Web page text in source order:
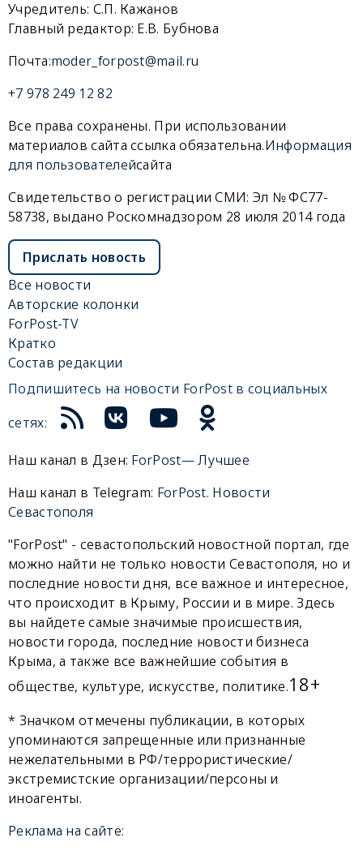
Учредитель: С.П. Кажанов
Главный редактор: Е.В. Бубнова
Почта:moder_forpost@mail.ru
+7 978 249 12 82
Все права сохранены. При использовании
материалов сайта ссылка обязательна.Информация
для пользователейсайта
Свидетельство о регистрации СМИ: Эл № ФС77-
58738, выдано Роскомнадзором 28 июля 2014 года
Прислать новость
Все новости
Авторские колонки
ForPost-TV
Кратко
Состав редакции
Подпишитесь на новости ForPost в социальных
сетях:
Наш канал в Дзен: ForPost— Лучшее
Наш канал в Telegram: ForPost. Новости
Севастополя
"ForPost" - севастопольский новостной портал, где
можно найти не только новости Севастополя, но и
последние новости дня, все важное и интересное,
что происходит в Крыму, России и в мире. Здесь
вы найдете самые значимые происшествия,
новости города, последние новости бизнеса
Крыма, а также все важнейшие события в
обществе, культуре, искусстве, политике.18+
* Значком отмечены публикации, в которых
упоминаются запрещенные или признанные
нежелательными в РФ/террористические/
экстремистские организации/персоны и
иноагенты.
Реклама на сайте: